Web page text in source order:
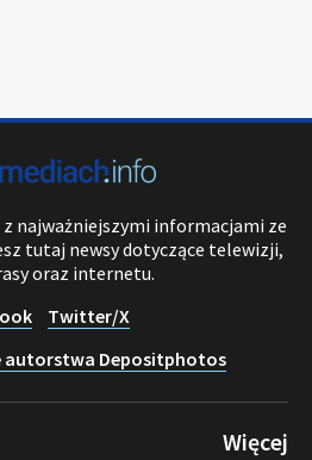
najważniejszymi informacjami ze
tutaj newsy dotyczące telewizji,
oraz internetu.
Twitter/X
autorstwa Depositphotos
Więcej